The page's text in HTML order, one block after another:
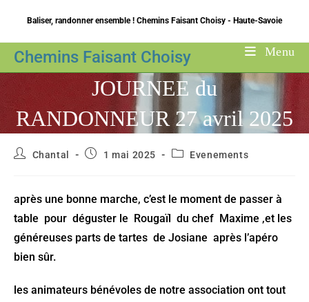
content
Baliser, randonner ensemble ! Chemins Faisant Choisy - Haute-Savoie
Chemins Faisant Choisy Menu
JOURNEE du
RANDONNEUR 27 avril 2025
Auteur/autrice
Chantal
Publication
1 mai 2025
PostEvenements
après une bonne marche, c’est le moment de passer à
table pour déguster le Rougaïl du chef Maxime ,et les
généreuses parts de tartes de Josiane après l’apéro
bien sûr.
les animateurs bénévoles de notre association ont tout